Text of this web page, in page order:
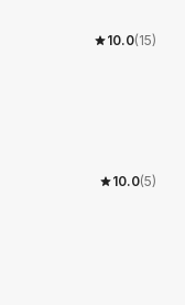
10.0(15)
10.0(5)